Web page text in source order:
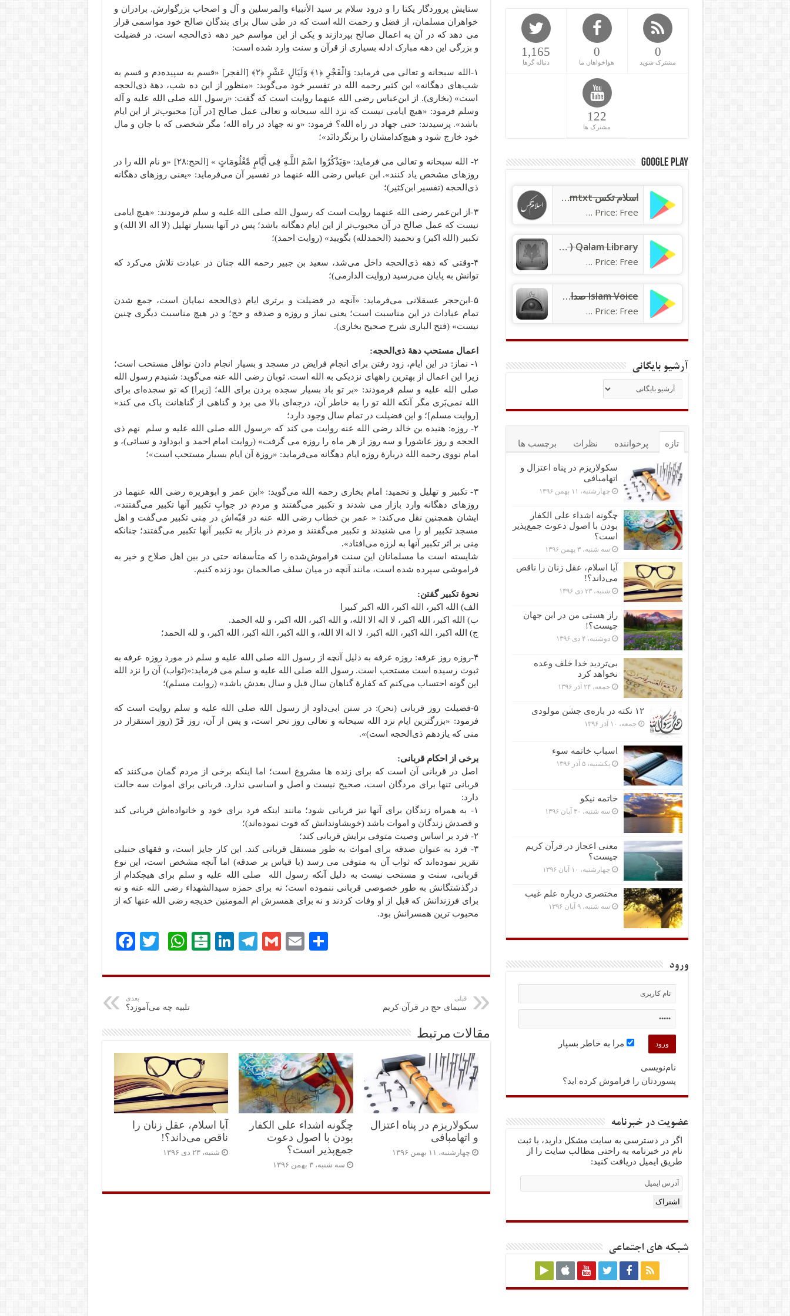
ستایش پروردگار یکتا را و درود سلام بر سید الأنبیاء والمرسلین و آل و اصحاب بزرگوارش. برادران و
خواهران مسلمان، از فضل و رحمت الله است که در طی سال برای بندگان صالح خود مواسمی قرار
می دهد که در آن به اعمال صالح بپردازند و یکی از این مواسم خیر دهه ذی‌الحجه است. در فضیلت
و بزرگی این دهه مبارک ادله بسیاری از قرآن و سنت وارد شده است:
۱-الله سبحانه و تعالی می فرماید: وَالْفَجْرِ ﴿ ١﴾ وَلَیَالٍ عَشْرٍ ﴿٢﴾ [الفجر] «قسم به سپیده‌دم و قسم به
شب‌های دهگانه» ابن کثیر رحمه الله در تفسیر خود می‌گوید: «منظور از این ده شب، دهۀ ذی‌الحجه
است» (بخاری). از ابن‌عباس رضی الله عنهما روایت است که گفت: «رسول الله صلی الله علیه و آله
وسلم فرمود: «هیچ ایامی نیست که نزد الله سبحانه و تعالی عمل صالح [در آن] محبوب‌تر از این ایام
باشد». پرسیدند: حتی جهاد در راه الله؟ فرمود: «و نه جهاد در راه الله؛ مگر شخصی که با جان و مال
خود خارج شود و هیچ‌کدامشان را برنگردانَد»؛
۲- الله سبحانه و تعالی می فرماید: «وَیَذْکُرُوا اسْمَ اللَّـهِ فِی أَیَّامٍ مَّعْلُومَاتٍ » [الحج:۲۸] «و نام الله را در
روزهای مشخص یاد کنند». ابن عباس رضی الله عنهما در تفسیر آن می‌فرماید: «یعنی روزهای دهگانه
ذی‌الحجه (تفسیر ابن‌کثیر)؛
۳-از ابن‌عمر رضی الله عنهما روایت است که رسول الله ‌صلی الله علیه و سلم‌ فرمودند: «هیچ ایامی
نیست که عمل صالح در آن محبوب‌تر از این ایام دهگانه باشد؛ پس در آنها بسیار تهلیل (لا اله الا الله) و
تکبیر (الله اکبر) و تحمید (الحمدلله) بگویید» (روایت احمد)؛
۴-وقتی که دهه ذی‌الحجه داخل می‌شد، سعید بن جبیر رحمه الله چنان در عبادت تلاش می‌کرد که
توانش به پایان می‌رسید (روایت الدارمی)؛
۵-ابن‌حجر عسقلانی می‌فرماید: «آنچه در فضیلت و برتری ایام ذی‌الحجه نمایان است، جمع شدن
تمام عبادات در این مناسبت است؛ یعنی نماز و روزه و صدقه و حج؛ و در هیچ مناسبت دیگری چنین
نیست» (فتح الباری شرح صحیح بخاری).
اعمال مستحب دهۀ ذی‌الحجه:
۱- نماز: در این ایام، زود رفتن برای انجام فرایض در مسجد و بسیار انجام دادن نوافل مستحب است؛
زیرا این اعمال از بهترین راههای نزدیکی به الله است. ثوبان رضی الله عنه می‌گوید: شنیدم رسول الله
صلی الله علیه و سلم فرمودند: «بر تو باد بسیار سجده بردن برای الله؛ [زیرا] که تو سجده‌ای برای
الله نمی‌بَری مگر آنکه الله تو را به خاطر آن، درجه‌ای بالا می برد و گناهی از گناهانت پاک می کند»
[روایت مسلم]؛ و این فضیلت در تمام سال وجود دارد؛
۲- روزه: هنیده بن خالد رضی الله عنه روایت می کند که «رسول الله صلی الله علیه و سلم نهم ذی
الحجه و روز عاشورا و سه روز از هر ماه را روزه می گرفت» (روایت امام احمد و ابوداود و نسائی)، و
امام نووی رحمه الله‌ دربارۀ روزه ایام دهگانه می‌فرماید: «روزۀ آن ایام بسیار مستحب است»؛
۳- تکبیر و تهلیل و تحمید: امام بخاری رحمه الله می‌گوید: «ابن عمر و ابوهریره رضی الله‌ عنهما در
روزهای دهگانه وارد بازار می شدند و تکبیر می‌گفتند و مردم در جوابِ تکبیر آنها تکبیر می‌گفتند».
ایشان همچنین نقل می‌کند: « عمر بن خطاب رضی الله عنه در قبّه‌اش در مِنی تکبیر می‌گفت و اهل
مسجد تکبیر او را می شنیدند و تکبیر می‌گفتند و مردم در بازار به تکبیر آنها تکبیر می‌گفتند؛ چنانکه
مِنی بر اثر تکبیر آنها به لرزه می‌افتاد».
شایسته است ما مسلمانان این سنت فراموش‌شده را که متأسفانه حتی در بین اهل صلاح و خیر به
فراموشی سپرده شده است، مانند آنچه در میان سلف صالحمان بود زنده کنیم.
نحوۀ تکبیر گفتن:
الف) الله اکبر، الله اکبر، الله اکبر کبیرا
ب) الله اکبر، الله اکبر، لا اله الا الله، و الله اکبر، الله اکبر، و لله الحمد.
ج) الله اکبر، الله اکبر، الله اکبر، لا اله الا الله، و الله اکبر، الله اکبر، الله اکبر، و لله الحمد؛
۴-روزه روز عرفه: روزه عرفه به دلیل آنچه از رسول الله صلی الله علیه و سلم در مورد روزه عرفه به
ثبوت رسیده است مستحب است. رسول الله صلی الله علیه و سلم می فرماید:«(ثواب) آن را نزد الله
این گونه احتساب می‌کنم که کفارۀ گناهان سال قبل و سال بعدش باشد» (روایت مسلم)؛
۵-فضیلت روز قربانی (نحر): در سنن ابی‌داود از رسول الله صلی الله علیه و سلم روایت است که
فرمود: «بزرگترین ایام نزد الله سبحانه و تعالی روز نحر است، و پس از آن، روز قَرّ (روز استقرار در
منی که یازدهم ذی‌الحجه است)».
برخی از احکام قربانی:
اصل در قربانی آن است که برای زنده ها مشروع است؛ اما اینکه برخی از مردم گمان می‌کنند که
قربانی تنها برای مردگان است، صحیح نیست و اصل و اساسی ندارد. قربانی برای اموات سه حالت
دارد:
۱- به همراه زندگان برای آنها نیز قربانی شود؛ مانند اینکه فرد برای خود و خانواده‌اش قربانی کند
و قصدش زندگان و اموات باشد (خویشاوندانش که فوت نموده‌اند)؛
۲- فرد بر اساس وصیت متوفی برایش قربانی کند؛
۳- فرد به عنوان صدقه برای اموات به طور مستقل قربانی کند. این کار جایز است، و فقهای حنبلی
تقریر نموده‌اند که ثواب آن به متوفی می رسد (با قیاس بر صدقه) اما آنچه مشخص است، این نوع
قربانی، سنت و مستحب نیست به دلیل آنکه رسول الله صلی الله علیه و سلم برای هیچکدام از
درگذشتگانش به طور خصوصی قربانی ننموده است؛ نه برای حمزه سیدالشهداء رضی الله عنه و نه
برای فرزندانش که قبل از او وفات کردند و نه برای همسرش ام المومنین خدیجه رضی الله عنها که از
محبوب ترین همسرانش بود.
Fa
bo
ok
tte
W
ts
pp
B
at
Li
ed
Te
gr
G
ail
E
ail تر
گذ
ار
ی
قبلی
سیمای حج در قرآن کریم
بعدی
تلبیه چه می‌آموزد؟
مقالات مرتبط
سکولاریزم در پناه اعتزال
و اتهام‎بافی
چهارشنبه، ۱۱ بهمن ۱۳۹۶
چگونه اشداء علی الکفار
بودن با اصول دعوت
جمع‌پذیر است؟
سه شنبه، ۳ بهمن ۱۳۹۶
آیا اسلام، عقل زنان را
ناقص می‌داند؟!
شنبه، ۲۳ دی ۱۳۹۶
0
مشترک شوید
0
هواخواهان ما
1,165
دنباله گرها
122
مشترک ها
Google Play
اسلام تکس islamtxt
Price: Free
Qalam Library ( کتابخانه قلم )
Price: Free
Islam Voice صدای اسلام
Price: Free
آرشیو بایگانی
تازه پرخواننده نظرات برچسب ها
سکولاریزم در پناه اعتزال و
اتهام‎بافی
چهارشنبه، ۱۱ بهمن ۱۳۹۶
چگونه اشداء علی الکفار
بودن با اصول دعوت جمع‌پذیر
است؟
سه شنبه، ۳ بهمن ۱۳۹۶
آیا اسلام، عقل زنان را ناقص
می‌داند؟!
شنبه، ۲۳ دی ۱۳۹۶
راز هستی من در این جهان
چیست؟!
دوشنبه، ۴ دی ۱۳۹۶
بی‌تردید خدا خلف وعده
نخواهد کرد
جمعه، ۲۴ آذر ۱۳۹۶
۱۲ نکته در باره‌ی جشن مولودی
جمعه، ۱۰ آذر ۱۳۹۶
اسباب خاتمه سوء
یکشنبه، ۵ آذر ۱۳۹۶
خاتمه نیکو
سه شنبه، ۳۰ آبان ۱۳۹۶
معنی اعجاز در قرآن کریم
چیست؟
چهارشنبه، ۱۰ آبان ۱۳۹۶
مختصرى درباره علم غیب
سه شنبه، ۹ آبان ۱۳۹۶
ورود
مرا به خاطر بسپار
نام‌نویسی
پسوردتان را فراموش کرده اید؟
عضویت در خبرنامه
اگر در دسترسی به سایت مشکل دارید، با ثبت
نام در خبرنامه به راحتی مطالب سایت را از
طریق ایمیل دریافت کنید:
Email
Subscription
اشتراک
شبکه های اجتماعی